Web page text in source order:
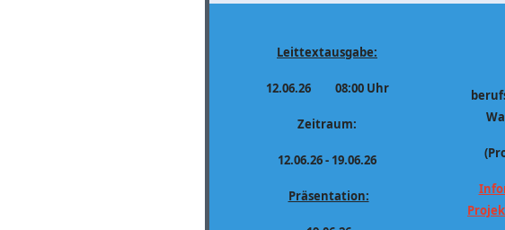
Leittextausgabe:
12.06.26 08:00 Uhr
Zeitraum:
12.06.26 - 19.06.26
Präsentation: